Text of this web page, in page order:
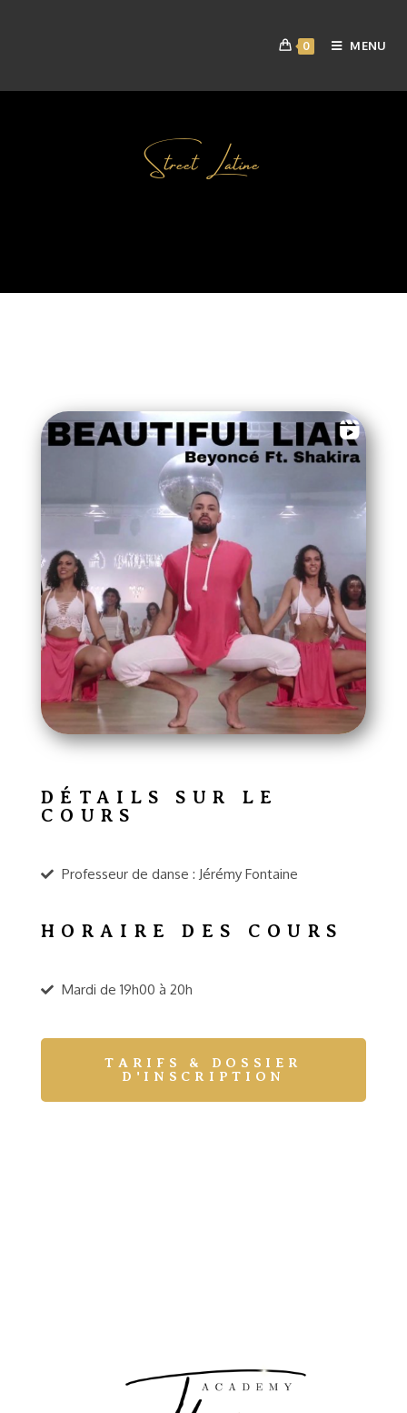
0 MENU
Street Latine
DÉTAILS SUR LE
COURS
Professeur de danse : Jérémy Fontaine
HORAIRE DES COURS
Mardi de 19h00 à 20h
TARIFS & DOSSIER
D'INSCRIPTION